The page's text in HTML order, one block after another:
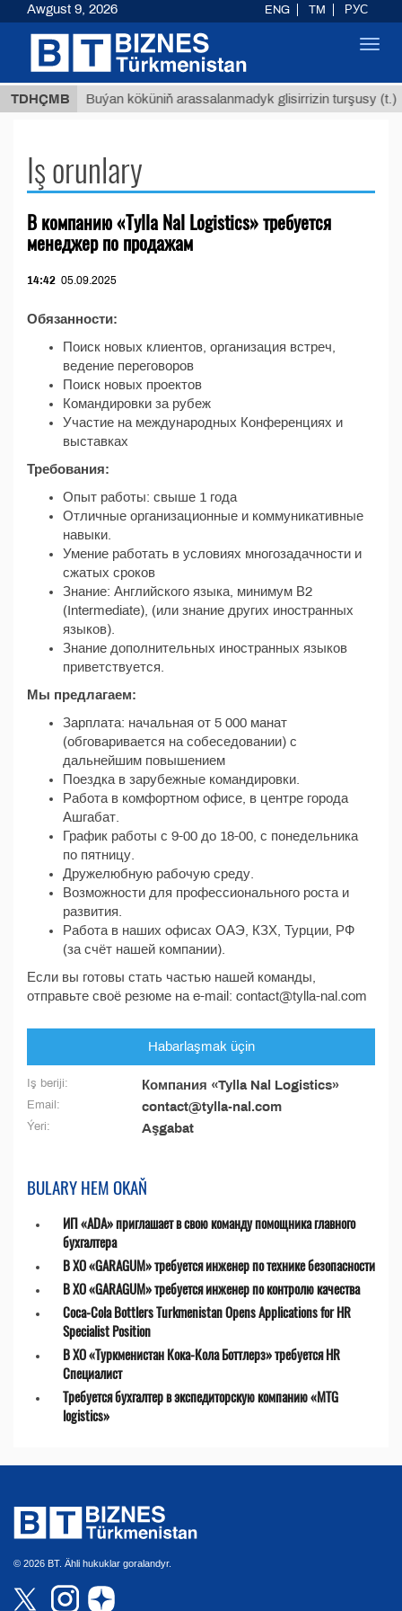
TDHÇMB
ТМТ Buýan köküniň arassalanmadyk glisirrizin turşusy (t.)
Iş orunlary
В компанию «Tylla Nal Logistics» требуется
менеджер по продажам
14:42 05.09.2025
Обязанности:
Поиск новых клиентов, организация встреч,
ведение переговоров
Поиск новых проектов
Командировки за рубеж
Участие на международных Конференциях и
выставках
Требования:
Опыт работы: свыше 1 года
Отличные организационные и коммуникативные
навыки.
Умение работать в условиях многозадачности и
сжатых сроков
Знание: Английского языка, минимум В2
(Intermediate), (или знание других иностранных
языков).
Знание дополнительных иностранных языков
приветствуется.
Мы предлагаем:
Зарплата: начальная от 5 000 манат
(обговаривается на собеседовании) с
дальнейшим повышением
Поездка в зарубежные командировки.
Работа в комфортном офисе, в центре города
Ашгабат.
График работы с 9-00 до 18-00, с понедельника
по пятницу.
Дружелюбную рабочую среду.
Возможности для профессионального роста и
развития.
Работа в наших офисах ОАЭ, КЗХ, Турции, РФ
(за счёт нашей компании).
Если вы готовы стать частью нашей команды,
отправьте своё резюме на e-mail: contact@tylla-nal.com
Habarlaşmak üçin
Iş beriji: Компания «Tylla Nal Logistics»
Email: contact@tylla-nal.com
Ýeri: Aşgabat
BULARY HEM OKAŇ
ИП «ADA» приглашает в свою команду помощника главного
бухгалтера
В ХО «GARAGUM» требуется инженер по технике безопасности
В ХО «GARAGUM» требуется инженер по контролю качества
Coca-Cola Bottlers Turkmenistan Opens Applications for HR
Specialist Position
В ХО «Туркменистан Кока-Кола Боттлерз» требуется HR
Специалист
Требуется бухгалтер в экспедиторскую компанию «MTG
logistics»
© 2026 BT. Ähli hukuklar goralandyr.
Awgust 9, 2026 ENG TM РУС